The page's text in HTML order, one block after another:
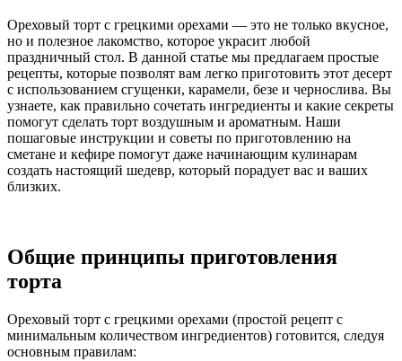
Ореховый торт с грецкими орехами — это не только вкусное,
но и полезное лакомство, которое украсит любой
праздничный стол. В данной статье мы предлагаем простые
рецепты, которые позволят вам легко приготовить этот десерт
с использованием сгущенки, карамели, безе и чернослива. Вы
узнаете, как правильно сочетать ингредиенты и какие секреты
помогут сделать торт воздушным и ароматным. Наши
пошаговые инструкции и советы по приготовлению на
сметане и кефире помогут даже начинающим кулинарам
создать настоящий шедевр, который порадует вас и ваших
близких.
Общие принципы приготовления
торта
Ореховый торт с грецкими орехами (простой рецепт с
минимальным количеством ингредиентов) готовится, следуя
основным правилам: